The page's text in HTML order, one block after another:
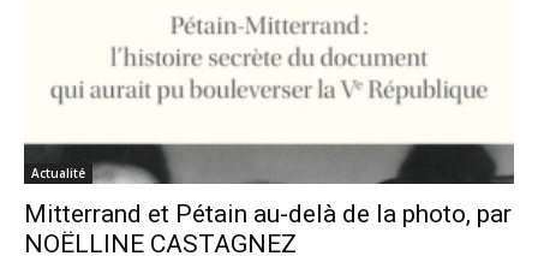
Actualité
Mitterrand et Pétain au-delà de la photo, par
NOËLLINE CASTAGNEZ